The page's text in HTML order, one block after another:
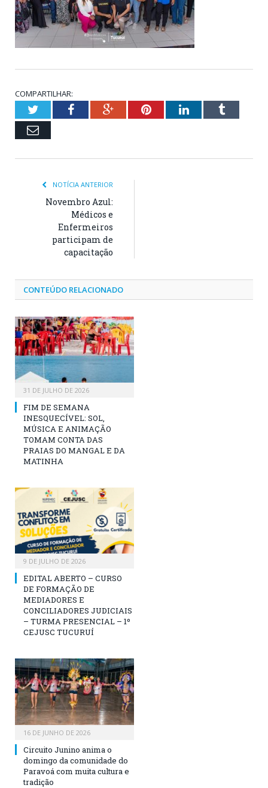
COMPARTILHAR:
TwitterFacebookGoogle+PinterestLinkedInTumblr
Email
NOTÍCIA ANTERIOR
Novembro Azul:
Médicos e
Enfermeiros
participam de
capacitação
CONTEÚDO RELACIONADO
31 DE JULHO DE 2026
FIM DE SEMANA
INESQUECÍVEL: SOL,
MÚSICA E ANIMAÇÃO
TOMAM CONTA DAS
PRAIAS DO MANGAL E DA
MATINHA
9 DE JULHO DE 2026
EDITAL ABERTO – CURSO
DE FORMAÇÃO DE
MEDIADORES E
CONCILIADORES JUDICIAIS
– TURMA PRESENCIAL – 1º
CEJUSC TUCURUÍ
16 DE JUNHO DE 2026
Circuito Junino anima o
domingo da comunidade do
Paravoá com muita cultura e
tradição